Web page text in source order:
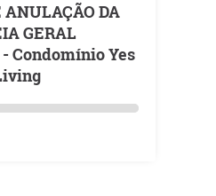
GERAL
Condomínio Yes